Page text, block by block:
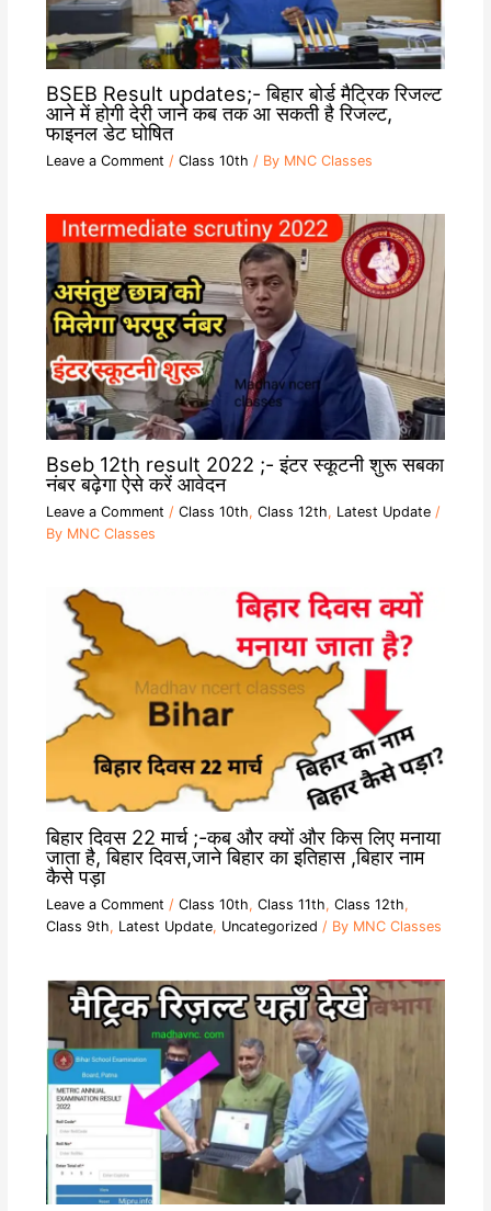
BSEB Result updates;- बिहार बोर्ड मैट्रिक रिजल्ट
आने में होगी देरी जाने कब तक आ सकती है रिजल्ट,
फाइनल डेट घोषित
Leave a Comment / Class 10th / By MNC Classes
Bseb 12th result 2022 ;- इंटर स्कूटनी शुरू सबका
नंबर बढ़ेगा ऐसे करें आवेदन
Leave a Comment / Class 10th, Class 12th, Latest Update/
By MNC Classes
बिहार दिवस 22 मार्च ;-कब और क्यों और किस लिए मनाया
जाता है, बिहार दिवस,जाने बिहार का इतिहास ,बिहार नाम
कैसे पड़ा
Leave a Comment / Class 10th, Class 11th, Class 12th,
Class 9th, Latest Update, Uncategorized / By MNC Classes